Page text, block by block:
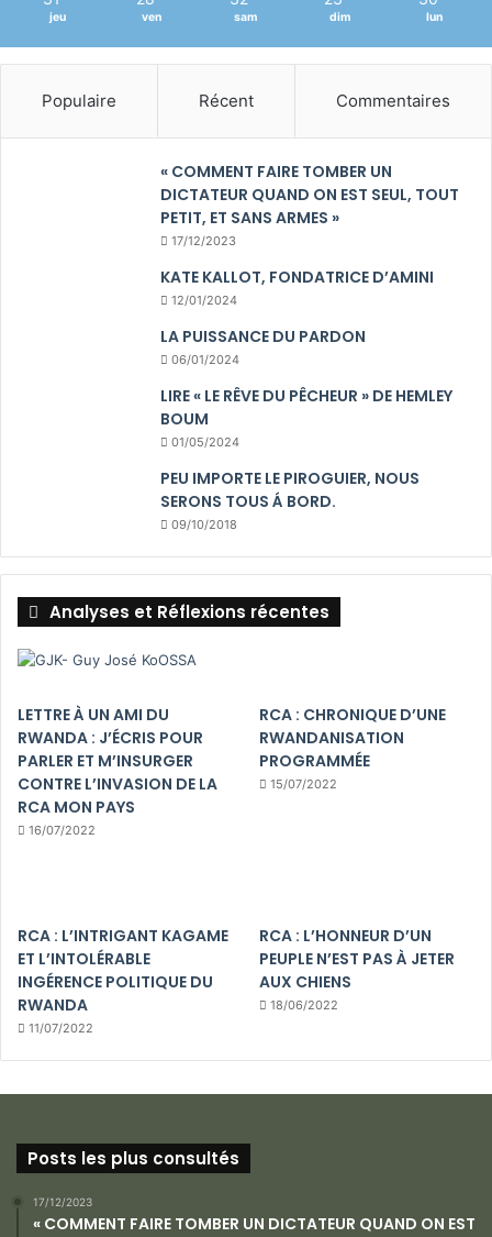
jeu ven sam dim lun
Populaire Récent Commentaires
« COMMENT FAIRE TOMBER UN
DICTATEUR QUAND ON EST SEUL, TOUT
PETIT, ET SANS ARMES »
17/12/2023
KATE KALLOT, FONDATRICE D’AMINI
12/01/2024
LA PUISSANCE DU PARDON
06/01/2024
LIRE « LE RÊVE DU PÊCHEUR » DE HEMLEY
BOUM
01/05/2024
PEU IMPORTE LE PIROGUIER, NOUS
SERONS TOUS Á BORD.
09/10/2018
Analyses et Réflexions récentes
LETTRE À UN AMI DU
RWANDA : J’ÉCRIS POUR
PARLER ET M’INSURGER
CONTRE L’INVASION DE LA
RCA MON PAYS
16/07/2022
RCA : CHRONIQUE D’UNE
RWANDANISATION
PROGRAMMÉE
15/07/2022
RCA : L’INTRIGANT KAGAME
ET L’INTOLÉRABLE
INGÉRENCE POLITIQUE DU
RWANDA
11/07/2022
RCA : L’HONNEUR D’UN
PEUPLE N’EST PAS À JETER
AUX CHIENS
18/06/2022
Posts les plus consultés
17/12/2023
« COMMENT FAIRE TOMBER UN DICTATEUR QUAND ON EST